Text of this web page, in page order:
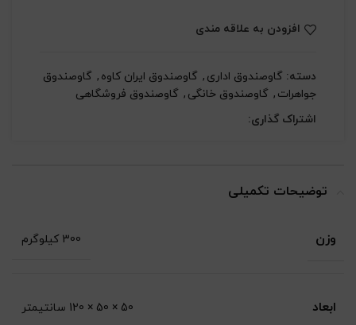
افزودن به علاقه مندی
دسته: گاوصندوق اداری , گاوصندوق ایران کاوه , گاوصندوق
جواهرات , گاوصندوق خانگی , گاوصندوق فروشگاهی
اشتراک گذاری:
توضیحات تکمیلی
وزن 300 کیلوگرم
ابعاد 50 × 50 × 120 سانتیمتر